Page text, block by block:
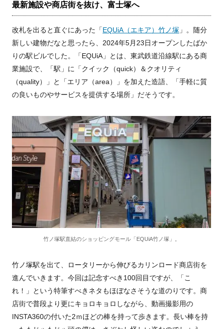
最新施設や商店街を抜け、富士塚へ
改札を出ると直ぐにあった「EQUiA（エキア）竹ノ塚 」。随分
新しい建物だなと思ったら、2024年5月23日オープンしたばか
りの駅ビルでした。「EQUiA」とは、東武鉄道沿線駅にある商
業施設で、「駅」に「クイック（quick）＆クオリティ
（quality）」と「エリア（area）」を加えた造語、「手軽に質
の良いものやサービスを提供する場所」だそうです。
竹ノ塚駅直結のショッピングモール「EQUiA竹ノ塚」。
竹ノ塚駅を出て、ロータリーから伸びるカリンロード商店街を
進んでいきます。今回は記念すべき100回目ですが、「こ
れ！」という特筆すべきネタもほぼなさそうな道のりです。商
店街で普段より更にキョロキョロしながら、動画撮影用の
INSTA360の付いた2ｍほどの棒を持って歩きます。長い棒を持